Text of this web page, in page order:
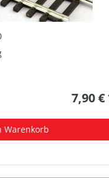
7,90
Warenkorb